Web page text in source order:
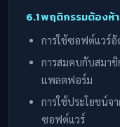
6.1 พฤติกรรมต้องห้
การใช้ซอฟต์แวร์
การสมคบกับสมา
แพลตฟอร์ม
การใช้ประโยชน์
ซอฟต์แวร์